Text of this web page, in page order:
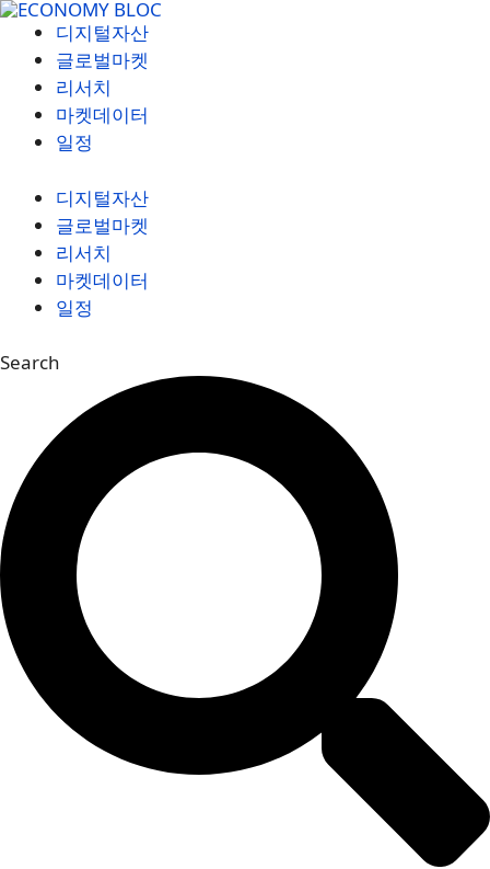
컨
디지털자산
글로벌마켓
리서치
마켓데이터
일정
디지털자산
글로벌마켓
리서치
마켓데이터
일정
Search